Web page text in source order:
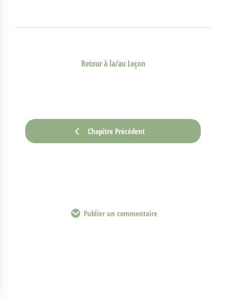
Chapitre Précédent
Retour à la/au Leçon
Publier un commentaire